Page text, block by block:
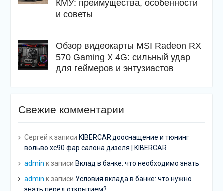
КМУ: преимущества, особенности
и советы
Обзор видеокарты MSI Radeon RX
570 Gaming X 4G: сильный удар
для геймеров и энтузиастов
Свежие комментарии
Сергей к записи KIBERCAR дооснащение и тюнинг
вольво хс90 фар салона дизеля | KIBERCAR
admin к записи Вклад в банке: что необходимо знать
admin к записи Условия вклада в банке: что нужно
знать перед открытием?